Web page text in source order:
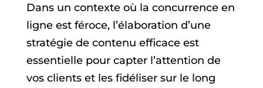
Dans un contexte où la concurrence en
ligne est féroce, l’élaboration d’une
stratégie de contenu efficace est
essentielle pour capter l’attention de
vos clients et les fidéliser sur le long